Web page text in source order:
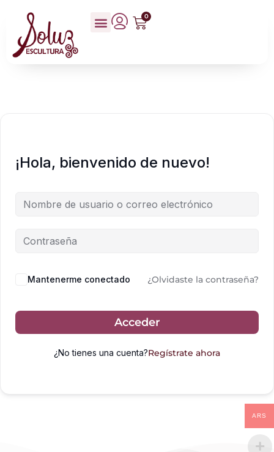
0
¡Hola, bienvenido de nuevo!
Mantenerme conectado ¿Olvidaste la contraseña?
Acceder
¿No tienes una cuenta?Regístrate ahora
ARS